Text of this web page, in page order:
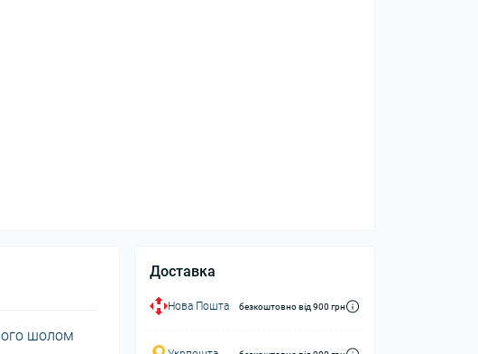
Доставка
Нова Пошта безкоштовно від 900 грн
шолом